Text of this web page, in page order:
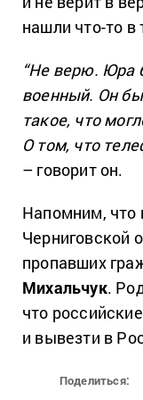
нашли что-то в
“Не верю. Юра
военный. Он
такое, что
О том, что
– говорит он.
Напомним, что
Черниговской
пропавших
Михальчук.
что
и вывезти в
Поделиться: